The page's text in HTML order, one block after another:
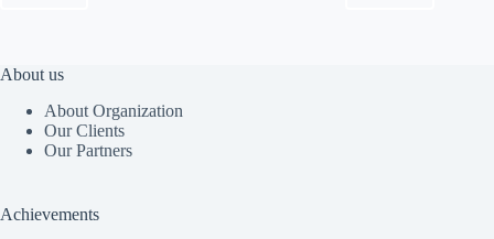
About us
About Organization
Our Clients
Our Partners
Achievements